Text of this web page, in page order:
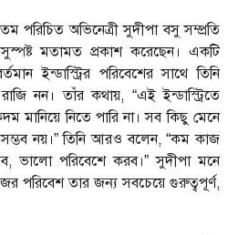
পরিচিত অভিনেত্রী সুদীপা বসু সম্প্রতি
মতামত প্রকাশ করেছেন। একটি
ইন্ডাস্ট্রির পরিবেশের সাথে তিনি
নন। তাঁর কথায়, “এই ইন্ডাস্ট্রিতে
মানিয়ে নিতে পারি না। সব কিছু মেনে
নয়।” তিনি আরও বলেন, “কম কাজ
ভালো পরিবেশে করব।” সুদীপা মনে
পরিবেশ তার জন্য সবচেয়ে গুরুত্বপূর্ণ,